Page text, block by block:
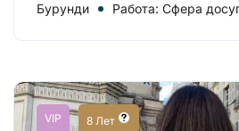
Бурунди Работа: Сфера
VIP 8 Лет